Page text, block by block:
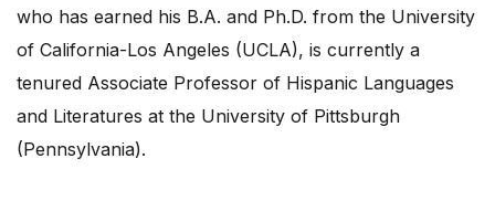
who has earned his B.A. and Ph.D. from the University
of California-Los Angeles (UCLA), is currently a
tenured Associate Professor of Hispanic Languages
and Literatures at the University of Pittsburgh
(Pennsylvania).